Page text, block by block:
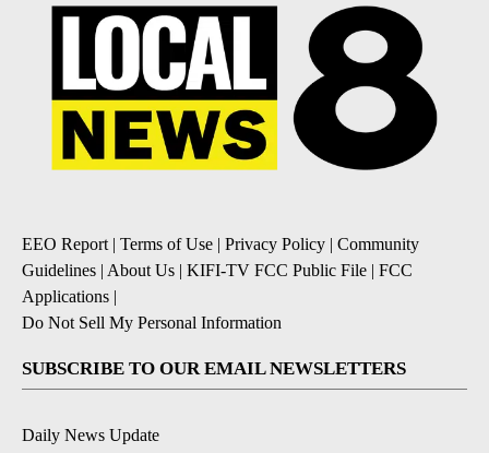
EEO Report| Terms of Use | Privacy Policy | Community
Guidelines | About Us | KIFI-TV FCC Public File | FCC
Applications |
Do Not Sell My Personal Information
SUBSCRIBE TO OUR EMAIL NEWSLETTERS
Daily News Update